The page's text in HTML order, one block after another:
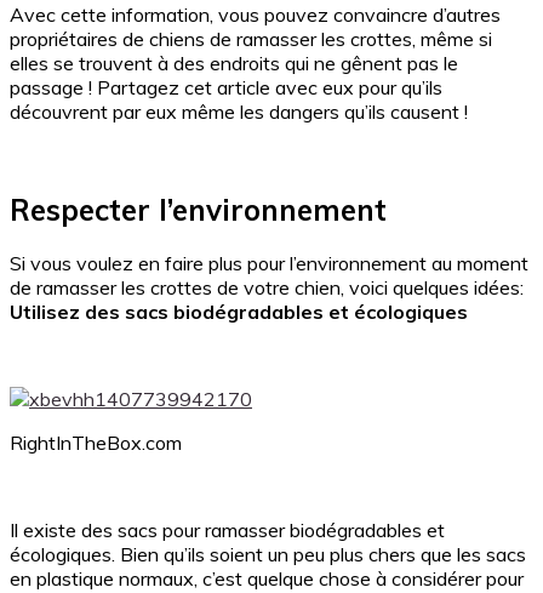
Avec cette information, vous pouvez convaincre d’autres
propriétaires de chiens de ramasser les crottes, même si
elles se trouvent à des endroits qui ne gênent pas le
passage ! Partagez cet article avec eux pour qu’ils
découvrent par eux même les dangers qu’ils causent !
Respecter l’environnement
Si vous voulez en faire plus pour l’environnement au moment
de ramasser les crottes de votre chien, voici quelques idées:
Utilisez des sacs biodégradables et écologiques
RightInTheBox.com
Il existe des sacs pour ramasser biodégradables et
écologiques. Bien qu’ils soient un peu plus chers que les sacs
en plastique normaux, c’est quelque chose à considérer pour